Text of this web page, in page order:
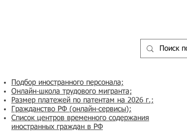
Подбор иностранного персонала;
Онлайн-школа трудового мигранта;
Размер платежей по патентам на 2026 г.;
Гражданство РФ (онлайн-сервисы);
Список центров временного содержания
иностранных граждан в РФ